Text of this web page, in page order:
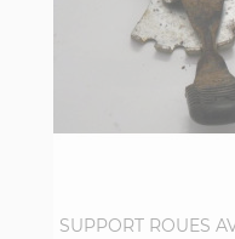
SUPPORT ROUES